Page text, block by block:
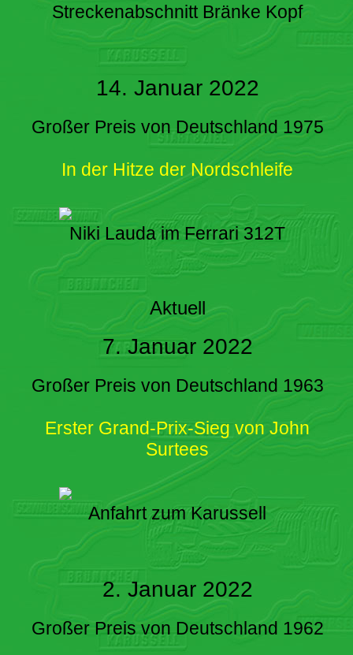
Streckenabschnitt Bränke Kopf
14. Januar 2022
Großer Preis von Deutschland 1975
In der Hitze der Nordschleife
Niki Lauda im Ferrari 312T
Aktuell
7. Januar 2022
Großer Preis von Deutschland 1963
Erster Grand-Prix-Sieg von John
Surtees
Anfahrt zum Karussell
2. Januar 2022
Großer Preis von Deutschland 1962